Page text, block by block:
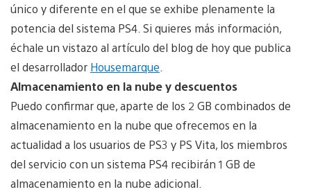
único y diferente en el que se exhibe plenamente la
potencia del sistema PS4. Si quieres más información,
échale un vistazo al artículo del blog de hoy que publica
el desarrollador Housemarque
Almacenamiento en la nube y descuentos
Puedo confirmar que, aparte de los 2 GB combinados de
almacenamiento en la nube que ofrecemos en la
actualidad a los usuarios de PS3 y PS Vita, los miembros
del servicio con un sistema PS4 recibirán 1 GB de
almacenamiento en la nube adicional.